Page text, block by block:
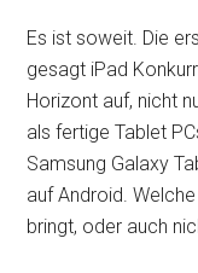
Es ist soweit. Die
gesagt iPad
Horizont auf, nicht
als fertige Tablet
Samsung Galaxy
auf Android.
bringt, oder auch